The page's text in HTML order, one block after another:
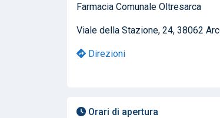
Farmacia Comunale Oltresarca
Viale della Stazione, 24, 38062
Direzioni
Orari di apertura